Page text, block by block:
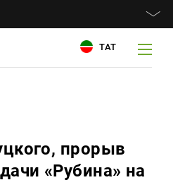
ТАТ
прорыв
«Рубина» на